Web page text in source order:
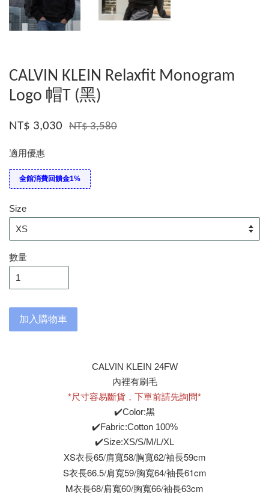
CALVIN KLEIN Relaxfit Monogram
Logo 帽T (黑)
NT$ 3,030 NT$ 3,580
適用優惠
全館消費回饋金1%
Size
數量
加入購物車
CALVIN KLEIN 24FW
內裡有刷毛
*尺寸容易斷貨，下單前請先詢問*
✔️Color:黑
✔️Fabric:Cotton 100%
✔️Size:XS/S/M/L/XL
XS衣長65/肩寬58/胸寬62/袖長59cm
S衣長66.5/肩寬59/胸寬64/袖長61cm
M衣長68/肩寬60/胸寬66/袖長63cm